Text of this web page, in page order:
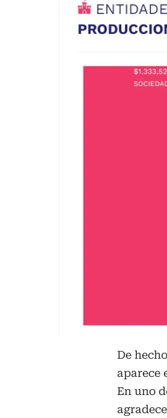
De
aparece
En uno